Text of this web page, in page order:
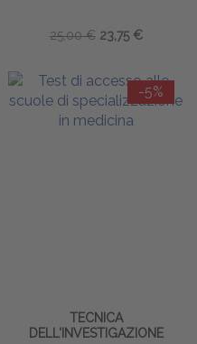
25,00 € 23,75 €
-5%
TECNICA
DELL'INVESTIGAZIONE